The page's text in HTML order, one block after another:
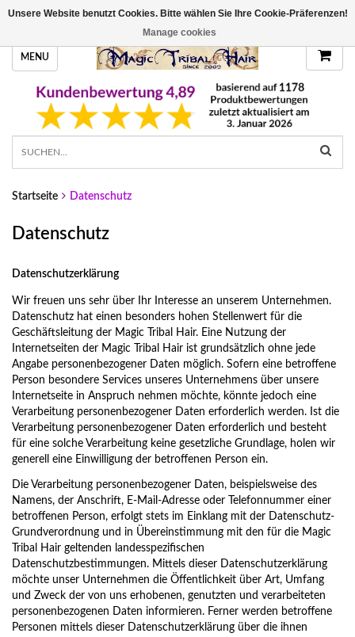
HANDGEFERTIGTE HAARTEILE, DEINE FARBE
MENU
Startseite Datenschutz
Datenschutz
Datenschutzerklärung
Wir freuen uns sehr über Ihr Interesse an unserem Unternehmen.
Datenschutz hat einen besonders hohen Stellenwert für die
Geschäftsleitung der Magic Tribal Hair. Eine Nutzung der
Internetseiten der Magic Tribal Hair ist grundsätzlich ohne jede
Angabe personenbezogener Daten möglich. Sofern eine betroffene
Person besondere Services unseres Unternehmens über unsere
Internetseite in Anspruch nehmen möchte, könnte jedoch eine
Verarbeitung personenbezogener Daten erforderlich werden. Ist die
Verarbeitung personenbezogener Daten erforderlich und besteht
für eine solche Verarbeitung keine gesetzliche Grundlage, holen wir
generell eine Einwilligung der betroffenen Person ein.
Die Verarbeitung personenbezogener Daten, beispielsweise des
Namens, der Anschrift, E-Mail-Adresse oder Telefonnummer einer
betroffenen Person, erfolgt stets im Einklang mit der Datenschutz-
Grundverordnung und in Übereinstimmung mit den für die Magic
Tribal Hair geltenden landesspezifischen
Datenschutzbestimmungen. Mittels dieser Datenschutzerklärung
möchte unser Unternehmen die Öffentlichkeit über Art, Umfang
und Zweck der von uns erhobenen, genutzten und verarbeiteten
personenbezogenen Daten informieren. Ferner werden betroffene
Personen mittels dieser Datenschutzerklärung über die ihnen
Unsere Website benutzt Cookies. Bitte wählen Sie Ihre Cookie-Präferenzen!
Manage cookies